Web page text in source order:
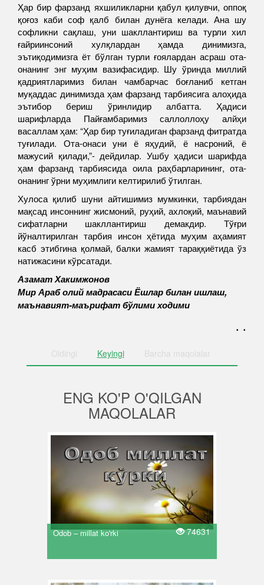
Ҳар бир фарзанд яхшиликларни қабул қилувчи, оппоқ
қоғоз каби соф қалб билан дунёга келади. Ана шу
софликни сақлаш, уни шакллантириш ва турли хил
ғайриинсоний хулқлардан ҳамда динимизга,
эътиқодимизга ёт бўлган турли ғоялардан асраш ота-
онанинг энг муҳим вазифасидир. Шу ўринда миллий
қадриятларимиз билан чамбарчас боғланиб кетган
муқаддас динимизда ҳам фарзанд тарбиясига алоҳида
эътибор бериш ўринлидир албатта. Ҳадиси
шарифларда Пайғамбаримиз саллоллоҳу алйҳи
васаллам ҳам: “Ҳар бир туғиладиган фарзанд фитратда
туғилади. Ота-онаси уни ё яҳудий, ё насроний, ё
мажусий қилади,”- дейдилар. Ушбу ҳадиси шарифда
ҳам фарзанд тарбиясида оила раҳбарларининг, ота-
онанинг ўрни муҳимлиги келтирилиб ўтилган.
Хулоса қилиб шуни айтишимиз мумкинки, тарбиядан
мақсад инсоннинг жисмоний, руҳий, ахлоқий, маънавий
сифатларни шакллантириш демакдир. Тўғри
йўналтирилган тарбия инсон ҳётида муҳим аҳамият
касб этибгина қолмай, балки жамият тараққиётида ўз
натижасини кўрсатади.
Азамат Хакимжонов
Мир Араб олий мадрасаси Ёшлар билан ишлаш,
маънавият-маърифат бўлими ходими
. .
Oldingi Keyingi Barcha maqolalar
ENG KO'P O'QILGAN
MAQOLALAR
Odob – millat ko'rki 74631